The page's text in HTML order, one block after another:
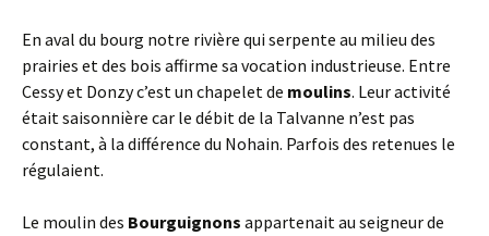
En aval du bourg notre rivière qui serpente au milieu des
prairies et des bois affirme sa vocation industrieuse. Entre
Cessy et Donzy c’est un chapelet de moulins. Leur activité
était saisonnière car le débit de la Talvanne n’est pas
constant, à la différence du Nohain. Parfois des retenues le
régulaient.
Le moulin des Bourguignons appartenait au seigneur de